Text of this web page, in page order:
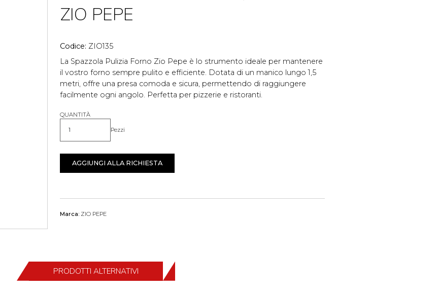
ZIO PEPE
Codice: ZIO135
La Spazzola Pulizia Forno Zio Pepe è lo strumento ideale per mantenere
il vostro forno sempre pulito e efficiente. Dotata di un manico lungo 1,5
metri, offre una presa comoda e sicura, permettendo di raggiungere
facilmente ogni angolo. Perfetta per pizzerie e ristoranti.
QUANTITÀ
Quantità Pezzi
AGGIUNGI ALLA RICHIESTA
Marca: ZIO PEPE
PRODOTTI ALTERNATIVI